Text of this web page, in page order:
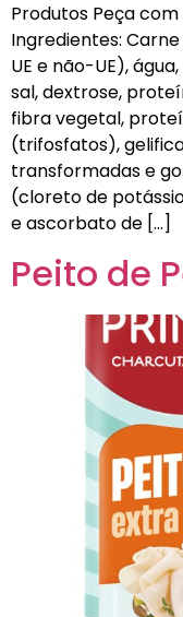
Produtos Peça
Ingredientes:
UE e não-UE),
sal, dextrose,
fibra vegetal,
(trifosfatos),
transformadas e
(cloreto de
e ascorbato de […]
Peito de